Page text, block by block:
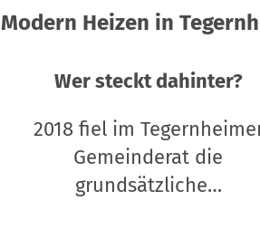
Modern Heizen in
Wer steckt dahinter?
2018 fiel im
Gemeinderat die
grundsätzliche…